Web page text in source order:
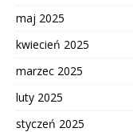
maj 2025
kwiecień 2025
marzec 2025
luty 2025
styczeń 2025